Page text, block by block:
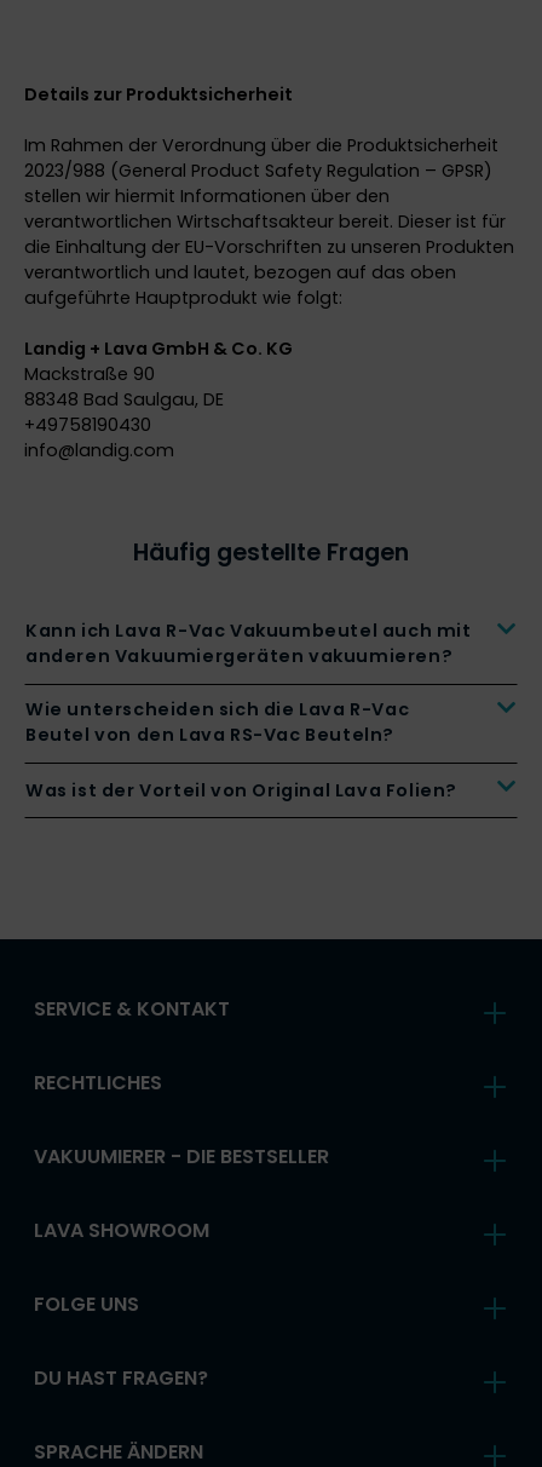
Details zur Produktsicherheit
Im Rahmen der Verordnung über die Produktsicherheit
2023/988 (General Product Safety Regulation – GPSR)
stellen wir hiermit Informationen über den
verantwortlichen Wirtschaftsakteur bereit. Dieser ist für
die Einhaltung der EU-Vorschriften zu unseren Produkten
verantwortlich und lautet, bezogen auf das oben
aufgeführte Hauptprodukt wie folgt:
Landig + Lava GmbH & Co. KG
Mackstraße 90
88348 Bad Saulgau, DE
+49758190430
info@landig.com
Häufig gestellte Fragen
Kann ich Lava R-Vac Vakuumbeutel auch mit
anderen Vakuumiergeräten vakuumieren?
Wie unterscheiden sich die Lava R-Vac
Beutel von den Lava RS-Vac Beuteln?
Was ist der Vorteil von Original Lava Folien?
SERVICE & KONTAKT
RECHTLICHES
VAKUUMIERER - DIE BESTSELLER
LAVA SHOWROOM
FOLGE UNS
DU HAST FRAGEN?
SPRACHE ÄNDERN